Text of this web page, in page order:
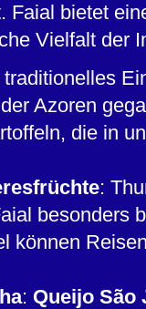
Faial bietet
Vielfalt der
traditionelles
Azoren
die in
:
besonders
können
: Queijo São